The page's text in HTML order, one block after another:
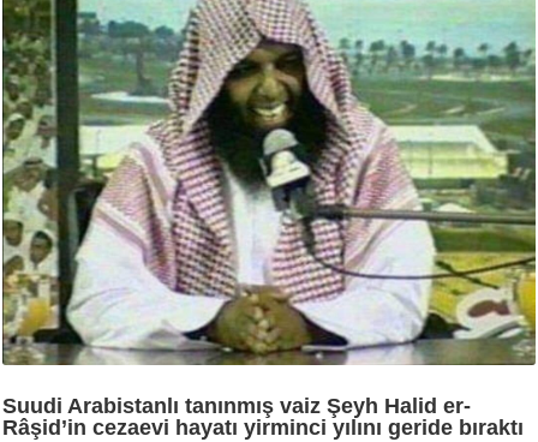
Suudi Arabistanlı tanınmış vaiz Şeyh Halid er-
Râşid’in cezaevi hayatı yirminci yılını geride bıraktı